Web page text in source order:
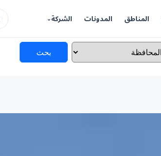
المناطق المدونات الشركة
بحث